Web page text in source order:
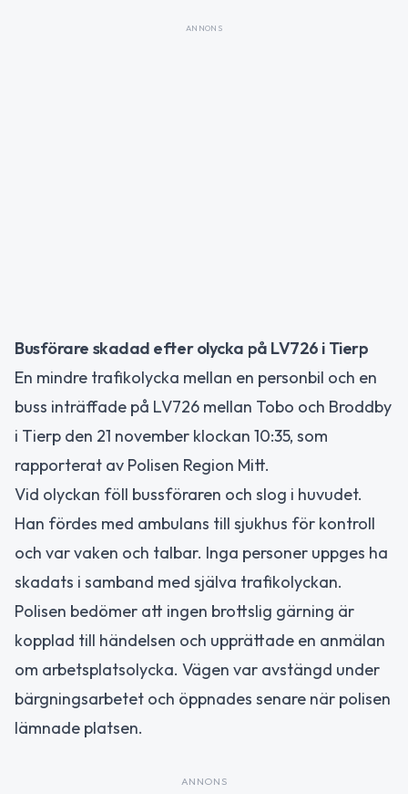
ANNONS
Busförare skadad efter olycka på LV726 i Tierp
En mindre trafikolycka mellan en personbil och en
buss inträffade på LV726 mellan Tobo och Broddby
i Tierp den 21 november klockan 10:35, som
rapporterat av Polisen Region Mitt.
Vid olyckan föll bussföraren och slog i huvudet.
Han fördes med ambulans till sjukhus för kontroll
och var vaken och talbar. Inga personer uppges ha
skadats i samband med själva trafikolyckan.
Polisen bedömer att ingen brottslig gärning är
kopplad till händelsen och upprättade en anmälan
om arbetsplatsolycka. Vägen var avstängd under
bärgningsarbetet och öppnades senare när polisen
lämnade platsen.
ANNONS